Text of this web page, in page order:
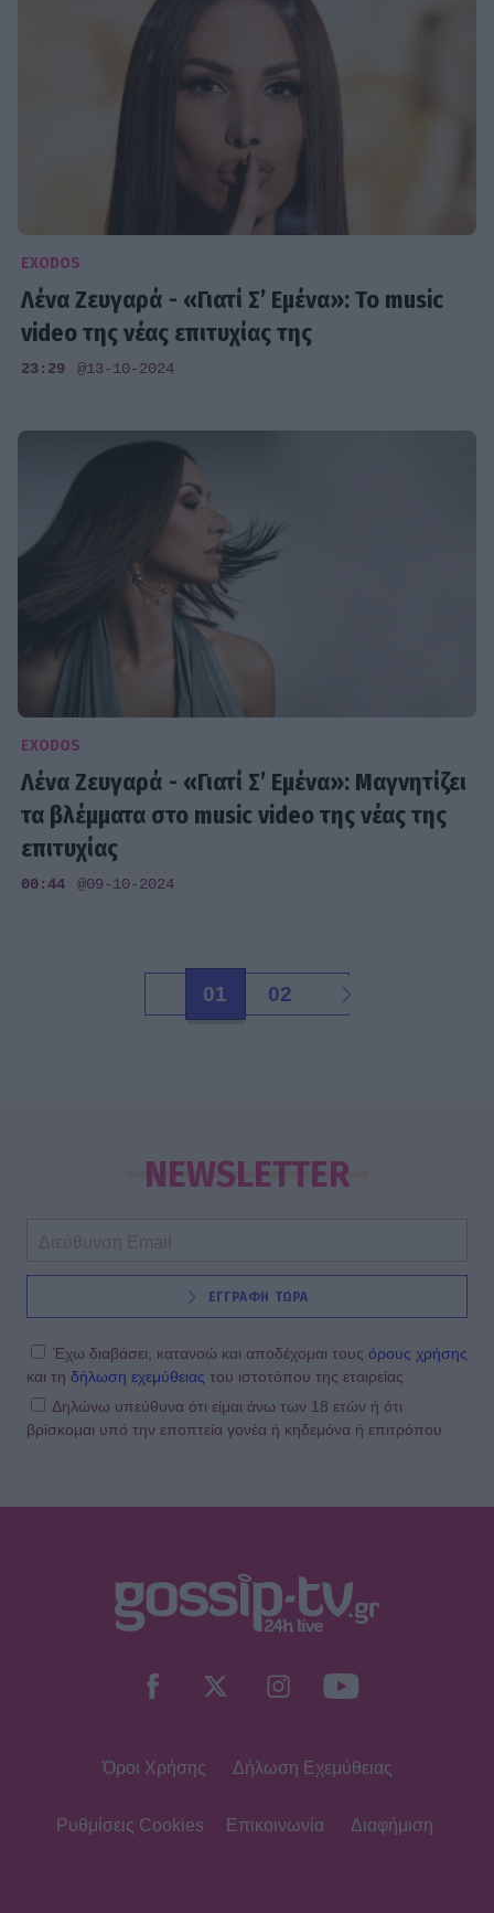
EXODOS
Λένα Ζευγαρά - «Γιατί Σ’ Εμένα»: To music
video της νέας επιτυχίας της
23:29 @13-10-2024
EXODOS
Λένα Ζευγαρά - «Γιατί Σ’ Εμένα»: Mαγνητίζει
τα βλέμματα στο music video της νέας της
επιτυχίας
00:44 @09-10-2024
01 02
NEWSLETTER
ΕΓΓΡΑΦΗ ΤΩΡΑ
Έχω διαβάσει, κατανοώ και αποδέχομαι τους όρους χρήσης
και τη δήλωση εχεμύθειας του ιστοτόπου της εταιρείας
Δηλώνω υπεύθυνα ότι είμαι άνω των 18 ετών ή ότι
βρίσκομαι υπό την εποπτεία γονέα ή κηδεμόνα ή επιτρόπου
Όροι Χρήσης Δήλωση Εχεμύθειας
Ρυθμίσεις Cookies Επικοινωνία Διαφήμιση